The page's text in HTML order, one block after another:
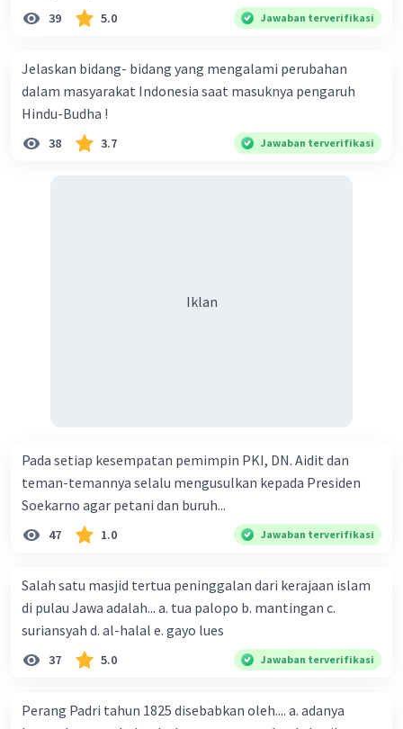
39 5.0 Jawaban terverifikasi
Jelaskan bidang- bidang yang mengalami perubahan
dalam masyarakat Indonesia saat masuknya pengaruh
Hindu-Budha !
38 3.7 Jawaban terverifikasi
Iklan
Pada setiap kesempatan pemimpin PKI, DN. Aidit dan
teman-temannya selalu mengusulkan kepada Presiden
Soekarno agar petani dan buruh...
47 1.0 Jawaban terverifikasi
Salah satu masjid tertua peninggalan dari kerajaan islam
di pulau Jawa adalah... a. tua palopo b. mantingan c.
suriansyah d. al-halal e. gayo lues
37 5.0 Jawaban terverifikasi
Perang Padri tahun 1825 disebabkan oleh.... a. adanya